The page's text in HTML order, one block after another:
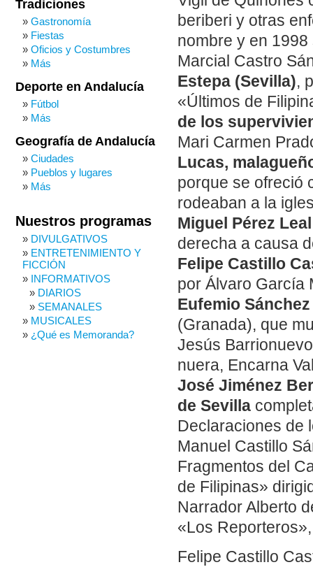
beriberi y otras
nombre y en
Marcial Castro
Estepa (Sevilla),
«Últimos de
de los
Mari Carmen
Lucas,
porque se ofreció
rodeaban a la
Miguel Pérez
derecha a causa
Felipe Castillo
por Álvaro García
Eufemio
(Granada), que
Jesús
nuera, Encarna
José Jiménez
de Sevilla
Declaraciones de
Manuel Castillo
Fragmentos del
de Filipinas»
Narrador Alberto
«Los
Felipe Castillo
Tradiciones
Gastronomía
Fiestas
Oficios y Costumbres
Más
Deporte en Andalucía
Fútbol
Más
Geografía de Andalucía
Ciudades
Pueblos y lugares
Más
Nuestros programas
DIVULGATIVOS
ENTRETENIMIENTO Y
FICCIÓN
INFORMATIVOS
DIARIOS
SEMANALES
MUSICALES
¿Qué es Memoranda?